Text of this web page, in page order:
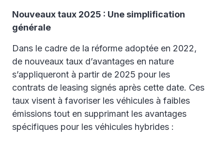
Nouveaux taux 2025 : Une simplification
générale
Dans le cadre de la réforme adoptée en 2022,
de nouveaux taux d’avantages en nature
s’appliqueront à partir de 2025 pour les
contrats de leasing signés après cette date. Ces
taux visent à favoriser les véhicules à faibles
émissions tout en supprimant les avantages
spécifiques pour les véhicules hybrides :